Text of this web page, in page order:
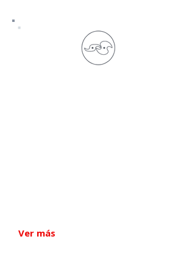
Ver más